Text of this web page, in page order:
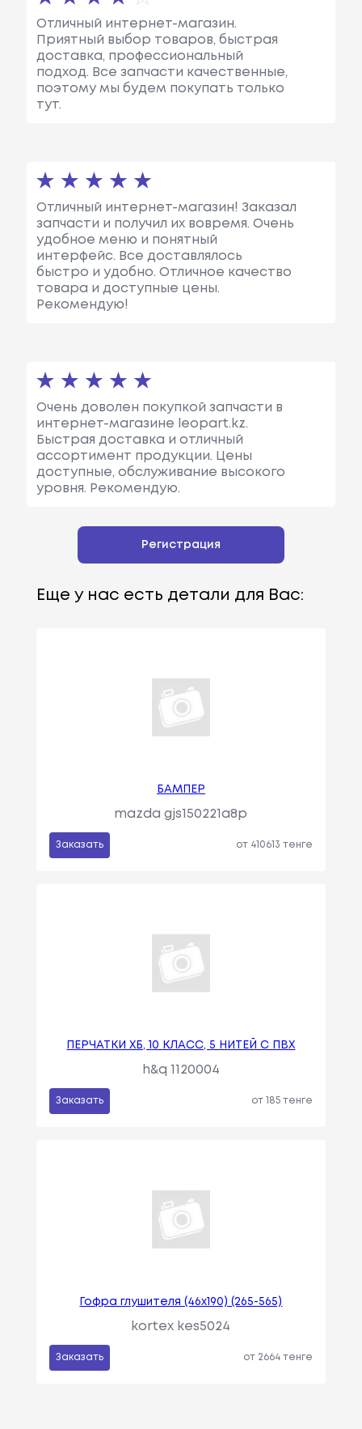
Отличный интернет-магазин.
Приятный выбор товаров, быстрая
доставка, профессиональный
подход. Все запчасти качественные,
поэтому мы будем покупать только
тут.
Отличный интернет-магазин! Заказал
запчасти и получил их вовремя. Очень
удобное меню и понятный
интерфейс. Все доставлялось
быстро и удобно. Отличное качество
товара и доступные цены.
Рекомендую!
Очень доволен покупкой запчасти в
интернет-магазине leopart.kz.
Быстрая доставка и отличный
ассортимент продукции. Цены
доступные, обслуживание высокого
уровня. Рекомендую.
Регистрация
Еще у нас есть детали для Вас:
БАМПЕР
mazda gjs150221a8p
Заказать от 410613 тенге
ПЕРЧАТКИ ХБ, 10 КЛАСС, 5 НИТЕЙ С ПВХ
h&q 1120004
Заказать от 185 тенге
Гофра глушителя (46x190) (265-565)
kortex kes5024
Заказать от 2664 тенге